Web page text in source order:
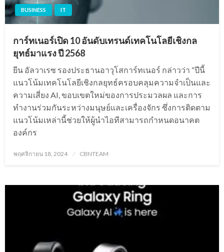
BUSINESS IT
การ์ทเนอร์เปิด 10 อันดับเทรนด์เทคโนโลยีเชิงกล
ยุทธ์มาแรง ปี 2568
ยีน อัลวาเรซ รองประธานอาวุโสการ์ทเนอร์ กล่าวว่า “ปีนี้
แนวโน้มเทคโนโลยีเชิงกลยุทธ์ครอบคลุมความจำเป็นและ
ความเสี่ยง AI, ขอบเขตใหม่ของการประมวลผล และการ
ทำงานร่วมกันระหว่างมนุษย์และเครื่องจักร ซึ่งการติดตาม
แนวโน้มเหล่านี้ช่วยให้ผู้นำไอทีสามารถกำหนดอนาคต
องค์กร
Posted
พฤศจิกายน 18, 2024 CBNTEAM